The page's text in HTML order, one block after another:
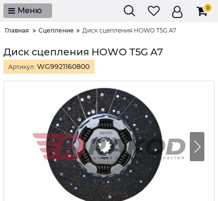
Меню 0
Главная Сцепление Диск сцепления HOWO T5G A7
Диск сцепления HOWO T5G A7
Артикул: WG9921160800